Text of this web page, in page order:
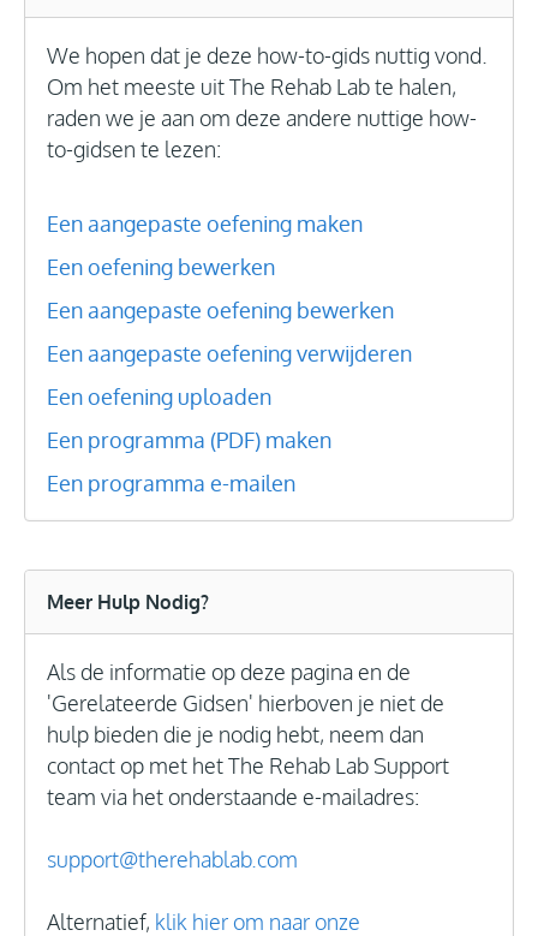
We hopen dat je deze how-to-gids nuttig vond.
Om het meeste uit The Rehab Lab te halen,
raden we je aan om deze andere nuttige how-
to-gidsen te lezen:
Een aangepaste oefening maken
Een oefening bewerken
Een aangepaste oefening bewerken
Een aangepaste oefening verwijderen
Een oefening uploaden
Een programma (PDF) maken
Een programma e-mailen
Meer Hulp Nodig?
Als de informatie op deze pagina en de
'Gerelateerde Gidsen' hierboven je niet de
hulp bieden die je nodig hebt, neem dan
contact op met het The Rehab Lab Support
team via het onderstaande e-mailadres:
support@therehablab.com
Alternatief, klik hier om naar onze